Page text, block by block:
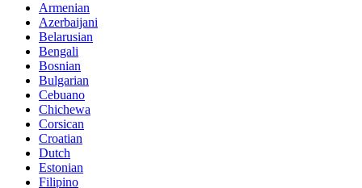
Armenian
Azerbaijani
Belarusian
Bengali
Bosnian
Bulgarian
Cebuano
Chichewa
Corsican
Croatian
Dutch
Estonian
Filipino